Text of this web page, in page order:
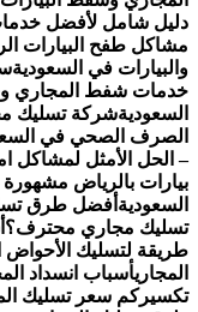
دليل شامل لأفضل
مشاكل طفح البيارات
والبيارات في السعودية
خدمات شفط المجاري
السعوديةشركة تسليك
الصرف الصحي في
– الحل الأمثل لمشاكل
بيارات بالرياض
السعودية أفضل طرق
تسليك مجاري محترف؟
طريقة لتسليك الأحواض
المجاريأسباب انسداد
تكسيركم سعر تسليك